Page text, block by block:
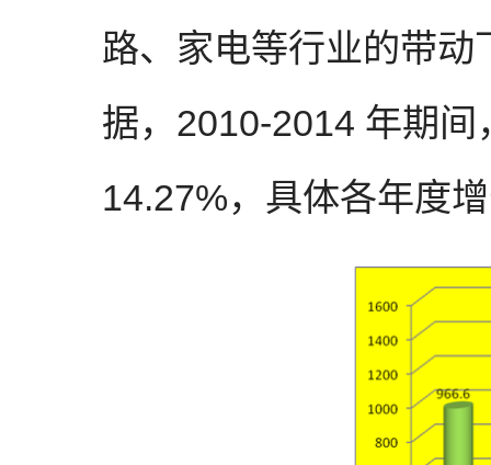
路、家电等行业的带
据，2010-2014 年期
14.27%，具体各年度